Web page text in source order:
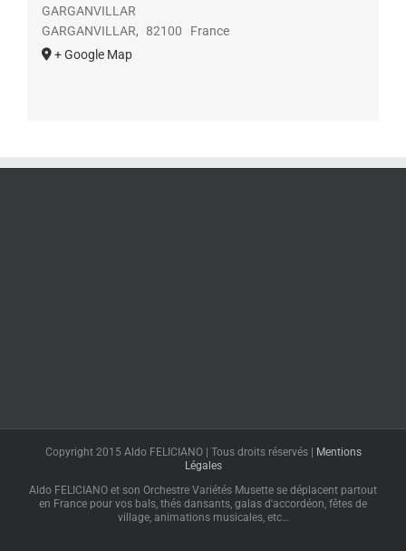
GARGANVILLAR
GARGANVILLAR, 82100
France
+ Google Map
Copyright 2015 Aldo FELICIANO | Tous droits réservés |
Mentions
Légales
Aldo FELICIANO et son Orchestre Variétés Musette se déplacent partout
en France pour vos bals, thés dansants, galas d'accordéon, fêtes de
village, animations musicales, etc…